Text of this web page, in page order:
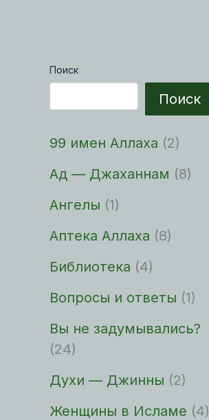
Поиск
Поиск
99 имен Аллаха (2)
Ад — Джаханнам (8)
Ангелы (1)
Аптека Аллаха (8)
Библиотека (4)
Вопросы и ответы (1)
Вы не задумывались?
(24)
Духи — Джинны (2)
Женщины в Исламе (4)